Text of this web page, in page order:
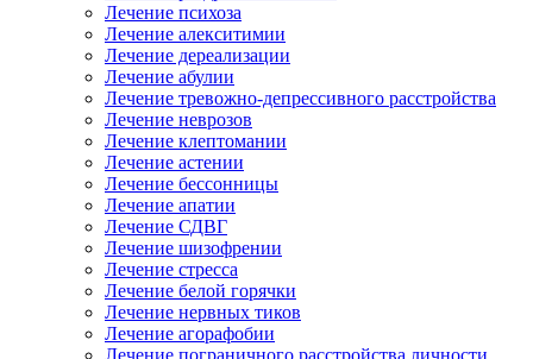
Лечение психоза
Лечение алекситимии
Лечение дереализации
Лечение абулии
Лечение тревожно-депрессивного расстройства
Лечение неврозов
Лечение клептомании
Лечение астении
Лечение бессонницы
Лечение апатии
Лечение СДВГ
Лечение шизофрении
Лечение стресса
Лечение белой горячки
Лечение нервных тиков
Лечение агорафобии
Лечение пограничного расстройства личности